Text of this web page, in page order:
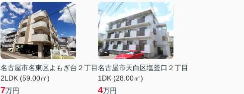
名古屋市名東区よもぎ台２丁目
2LDK (59.00㎡)
7万円
名古屋市天白区塩釜口２丁目
1DK (28.00㎡)
4万円